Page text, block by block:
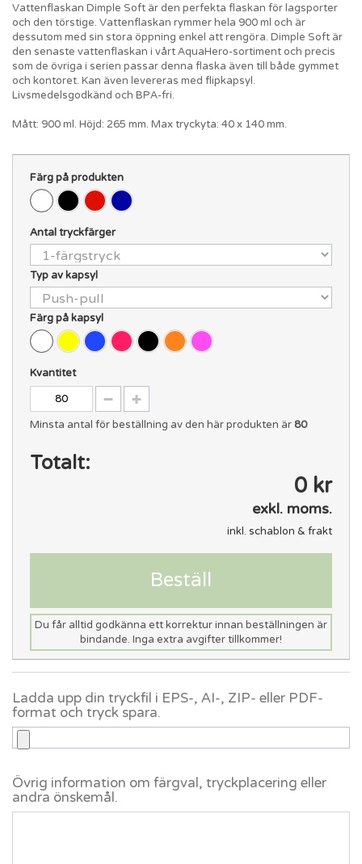
Vattenflaskan Dimple Soft är den perfekta flaskan för lagsporter
och den törstige. Vattenflaskan rymmer hela 900 ml och är
dessutom med sin stora öppning enkel att rengöra. Dimple Soft är
den senaste vattenflaskan i vårt AquaHero-sortiment och precis
som de övriga i serien passar denna flaska även till både gymmet
och kontoret. Kan även levereras med flipkapsyl.
Livsmedelsgodkänd och BPA-fri.
Mått: 900 ml. Höjd: 265 mm. Max tryckyta: 40 x 140 mm.
Färg på produkten
Antal tryckfärger
Typ av kapsyl
Färg på kapsyl
Kvantitet
Minsta antal för beställning av den här produkten är 80
Totalt:
0 kr
exkl. moms.
inkl. schablon & frakt
Beställ
Du får alltid godkänna ett korrektur innan beställningen är
bindande. Inga extra avgifter tillkommer!
Ladda upp din tryckfil i EPS-, AI-, ZIP- eller PDF-
format och tryck spara.
Övrig information om färgval, tryckplacering eller
andra önskemål.